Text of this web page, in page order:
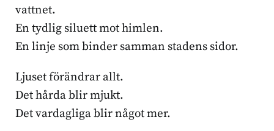
vattnet.
En tydlig siluett mot himlen.
En linje som binder samman stadens sidor.
Ljuset förändrar allt.
Det hårda blir mjukt.
Det vardagliga blir något mer.